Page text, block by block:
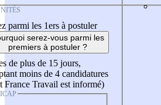
parmi les 1ers à postuler
serez-vous parmi les
premiers à postuler ?
de plus de 15 jours,
moins de 4 candidatures
France Travail est informé)